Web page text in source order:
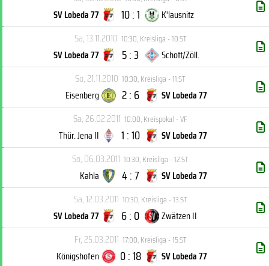
SV Lobeda 77 10 : 1
K'lausnitz
Sa, 13.11.2010 10:30,Kreisliga - 10.ST
SV Lobeda 77 5 : 3
Schott/Zöll.
So, 21.11.2010 10:30,Kreisliga - 11.ST
Eisenberg 2 : 6
SV Lobeda 77
Sa, 26.02.2011 10:00,Kreispokal - VF
Thür. Jena II 1 : 10
SV Lobeda 77
So, 06.03.2011 10:30,Kreisliga - 12.ST
Kahla 4 : 7
SV Lobeda 77
Sa, 12.03.2011 10:30,Kreisliga - 13.ST
SV Lobeda 77 6 : 0
Zwätzen II
Fr, 25.03.2011 17:00,Kreisliga - 15.ST
Königshofen 0 : 18
SV Lobeda 77